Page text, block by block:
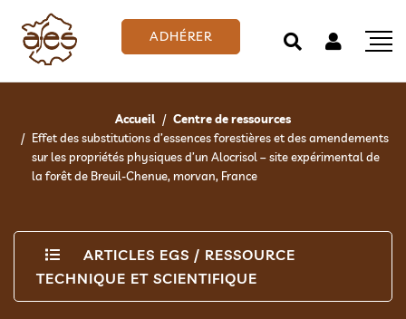
ADHÉRER
Accueil
Centre de ressources
Effet des substitutions d’essences forestières et des amendements
sur les propriétés physiques d’un Alocrisol – site expérimental de
la forêt de Breuil-Chenue, morvan, France
ARTICLES EGS / RESSOURCE
TECHNIQUE ET SCIENTIFIQUE